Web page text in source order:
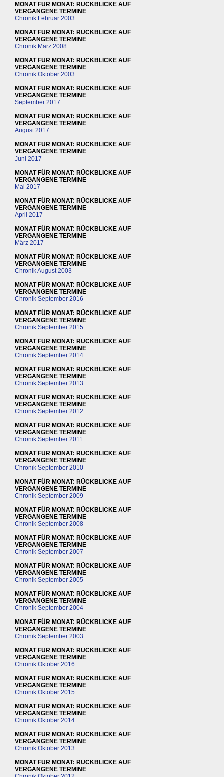
MONAT FÜR MONAT: RÜCKBLICKE AUF
VERGANGENE TERMINE
Chronik Februar 2003
MONAT FÜR MONAT: RÜCKBLICKE AUF
VERGANGENE TERMINE
Chronik März 2008
MONAT FÜR MONAT: RÜCKBLICKE AUF
VERGANGENE TERMINE
Chronik Oktober 2003
MONAT FÜR MONAT: RÜCKBLICKE AUF
VERGANGENE TERMINE
September 2017
MONAT FÜR MONAT: RÜCKBLICKE AUF
VERGANGENE TERMINE
August 2017
MONAT FÜR MONAT: RÜCKBLICKE AUF
VERGANGENE TERMINE
Juni 2017
MONAT FÜR MONAT: RÜCKBLICKE AUF
VERGANGENE TERMINE
Mai 2017
MONAT FÜR MONAT: RÜCKBLICKE AUF
VERGANGENE TERMINE
April 2017
MONAT FÜR MONAT: RÜCKBLICKE AUF
VERGANGENE TERMINE
März 2017
MONAT FÜR MONAT: RÜCKBLICKE AUF
VERGANGENE TERMINE
Chronik August 2003
MONAT FÜR MONAT: RÜCKBLICKE AUF
VERGANGENE TERMINE
Chronik September 2016
MONAT FÜR MONAT: RÜCKBLICKE AUF
VERGANGENE TERMINE
Chronik September 2015
MONAT FÜR MONAT: RÜCKBLICKE AUF
VERGANGENE TERMINE
Chronik September 2014
MONAT FÜR MONAT: RÜCKBLICKE AUF
VERGANGENE TERMINE
Chronik September 2013
MONAT FÜR MONAT: RÜCKBLICKE AUF
VERGANGENE TERMINE
Chronik September 2012
MONAT FÜR MONAT: RÜCKBLICKE AUF
VERGANGENE TERMINE
Chronik September 2011
MONAT FÜR MONAT: RÜCKBLICKE AUF
VERGANGENE TERMINE
Chronik September 2010
MONAT FÜR MONAT: RÜCKBLICKE AUF
VERGANGENE TERMINE
Chronik September 2009
MONAT FÜR MONAT: RÜCKBLICKE AUF
VERGANGENE TERMINE
Chronik September 2008
MONAT FÜR MONAT: RÜCKBLICKE AUF
VERGANGENE TERMINE
Chronik September 2007
MONAT FÜR MONAT: RÜCKBLICKE AUF
VERGANGENE TERMINE
Chronik September 2005
MONAT FÜR MONAT: RÜCKBLICKE AUF
VERGANGENE TERMINE
Chronik September 2004
MONAT FÜR MONAT: RÜCKBLICKE AUF
VERGANGENE TERMINE
Chronik September 2003
MONAT FÜR MONAT: RÜCKBLICKE AUF
VERGANGENE TERMINE
Chronik Oktober 2016
MONAT FÜR MONAT: RÜCKBLICKE AUF
VERGANGENE TERMINE
Chronik Oktober 2015
MONAT FÜR MONAT: RÜCKBLICKE AUF
VERGANGENE TERMINE
Chronik Oktober 2014
MONAT FÜR MONAT: RÜCKBLICKE AUF
VERGANGENE TERMINE
Chronik Oktober 2013
MONAT FÜR MONAT: RÜCKBLICKE AUF
VERGANGENE TERMINE